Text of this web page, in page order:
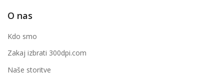
O nas
Kdo smo
Zakaj izbrati 300dpi.com
Naše storitve